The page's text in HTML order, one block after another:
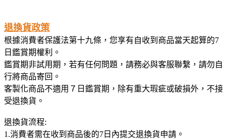
退換貨政策
根據消費者保護法第十九條，您享有自收到商品當天起算的7
日鑑賞期權利。
鑑賞期非試用期，若有任何問題，請務必與客服聯繫，請勿自
行將商品寄回。
客製化商品不適用７日鑑賞期，除有重大瑕疵或破損外，不接
受退換貨。
退換貨流程:
1.消費者需在收到商品後的7日內提交退換貨申請。